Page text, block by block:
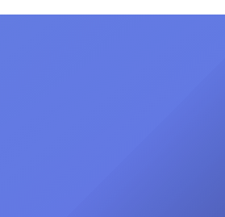
por maltrato psicológico. Te puede